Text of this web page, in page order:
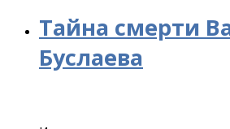
Тайна смерти
Буслаева